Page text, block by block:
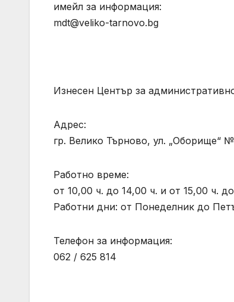
имейл за информация:
mdt@veliko-tarnovo.bg
Изнесен Център за
Адрес:
гр. Велико Търново, ул. „Оборище“
Работно време:
от 10,00 ч. до 14,00 ч. и от 15,00 ч.
Работни дни: от Понеделник до
Телефон за информация:
062 / 625 814